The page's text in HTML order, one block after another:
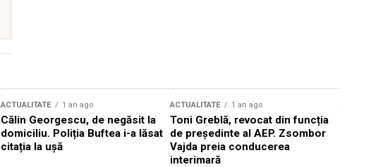
ACTUALITATE 1 an ago
Călin Georgescu, de negăsit la
domiciliu. Poliția Buftea i-a lăsat
citația la ușă
ACTUALITATE 1 an ago
Toni Greblă, revocat din funcția
de președinte al AEP. Zsombor
Vajda preia conducerea
interimară